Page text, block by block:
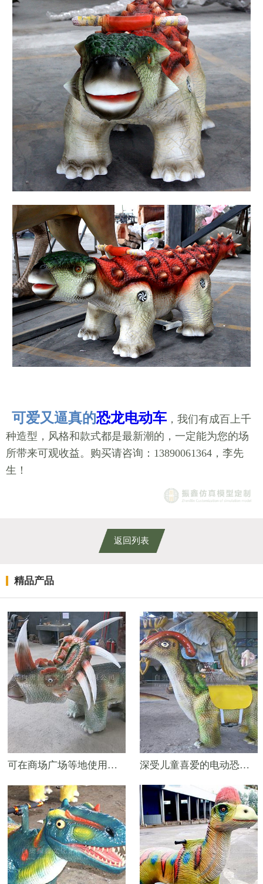
可爱又逼真的恐龙电动车，我们有成百上千
种造型，风格和款式都是最新潮的，一定能为您的场
所带来可观收益。购买请咨询：13890061364，李先
生！
返回列表
精品产品
可在商场广场等地使用的儿童互动恐龙产品——戟龙游乐车 深受儿童喜爱的电动恐龙游乐车——副龙栉龙游乐车